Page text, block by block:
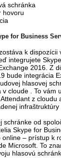
schránka
for Business
k dispozícii
integrujete
2016. Z
bude integrácia
hlasovej
v cloude . To vám
z cloudu
infraštruktúry
schránke od
Skype for
– prístup k
Microsoft. To
hlasovú